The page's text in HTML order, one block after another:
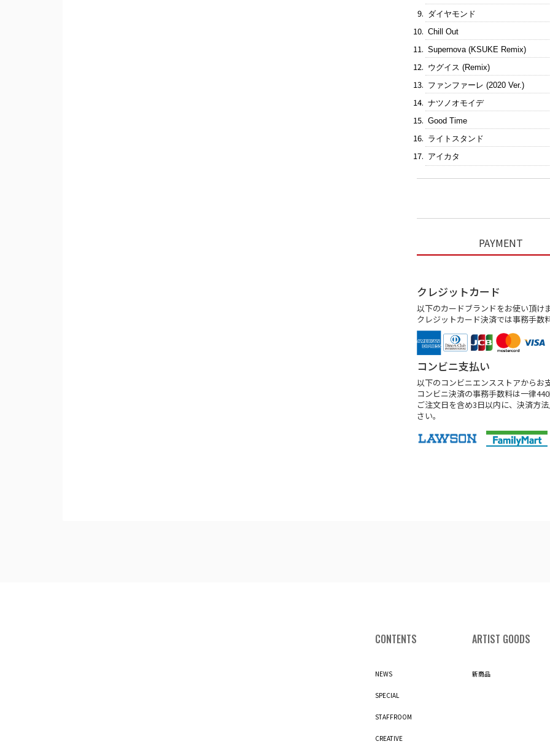
ダイヤモンド
Chill Out
Supernova (KSUKE Remix)
ウグイス (Remix)
ファンファーレ (2020 Ver.)
ナツノオモイデ
Good Time
ライトスタンド
アイカタ
PAYMENT
クレジットカード
以下のカードブランドをお使い頂け
クレジットカード決済では事務手数
コンビニ支払い
以下のコンビニエンスストアからお
コンビニ決済の事務手数料は一律
ご注文日を含め3日以内に、決済方
さい。
CONTENTS
NEWS
SPECIAL
STAFFROOM
CREATIVE
ARTIST GOODS
新商品